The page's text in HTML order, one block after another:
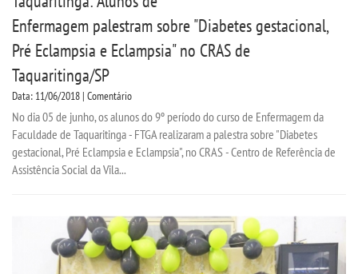
Enfermagem palestram sobre "Diabetes gestacional,
Pré Eclampsia e Eclampsia" no CRAS de
Taquaritinga/SP
Data: 11/06/2018 | Comentário
No dia 05 de junho, os alunos do 9º período do curso de Enfermagem da
Faculdade de Taquaritinga - FTGA realizaram a palestra sobre "Diabetes
gestacional, Pré Eclampsia e Eclampsia", no CRAS - Centro de Referência de
Assistência Social da Vila...